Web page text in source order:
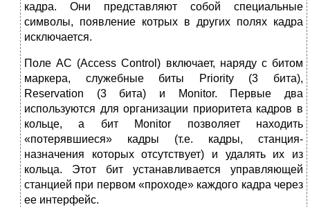
кадра. Они представляют собой специальные
символы, появление котрых в других полях кадра
исключается.
Поле AC (Access Сontrol) включает, наряду с битом
маркера, служебные биты Priority (3 бита),
Reservation (3 бита) и Monitor. Первые два
используются для организации приоритета кадров в
кольце, а бит Monitor позволяет находить
«потерявшиеся» кадры (т.е. кадры, станция-
назначения которых отсутствует) и удалять их из
кольца. Этот бит устанавливается управляющей
станцией при первом «проходе» каждого кадра через
ее интерфейс.